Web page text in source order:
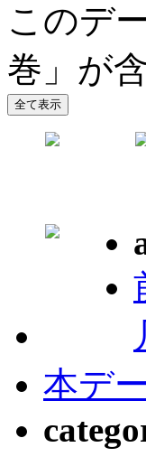
このデ
巻」が
本デ